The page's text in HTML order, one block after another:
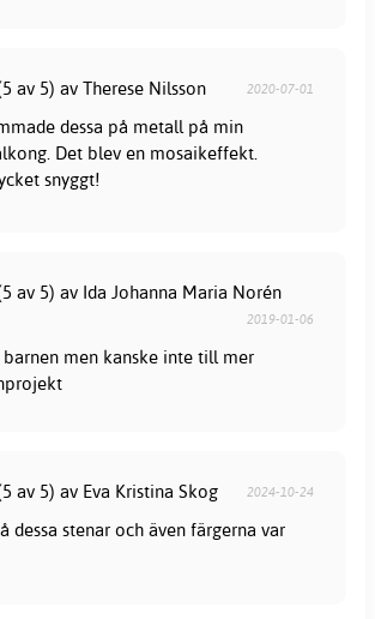
av 5) av Therese Nilsson 2020-07-01
dessa på metall på min
Det blev en mosaikeffekt.
snyggt!
av 5) av Ida Johanna Maria Norén
2019-01-06
men kanske inte till mer
av 5) av Eva Kristina Skog 2024-10-24
dessa stenar och även färgerna var